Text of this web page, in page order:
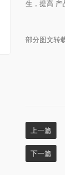
生，提高 产
部分图文转
上一篇
下一篇